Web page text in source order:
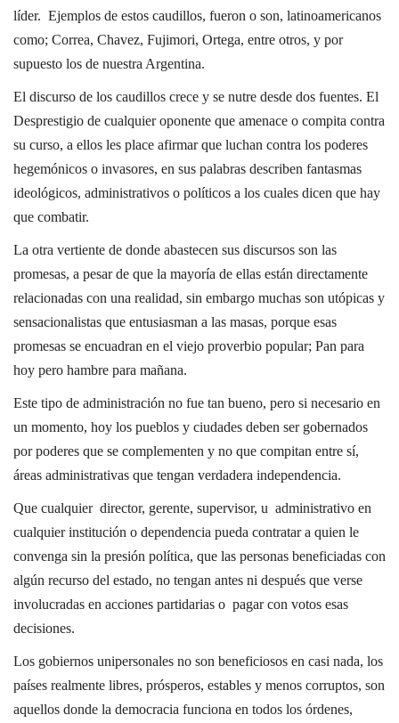
líder. Ejemplos de estos caudillos, fueron o son, latinoamericanos
como; Correa, Chavez, Fujimori, Ortega, entre otros, y por
supuesto los de nuestra Argentina.
El discurso de los caudillos crece y se nutre desde dos fuentes. El
Desprestigio de cualquier oponente que amenace o compita contra
su curso, a ellos les place afirmar que luchan contra los poderes
hegemónicos o invasores, en sus palabras describen fantasmas
ideológicos, administrativos o políticos a los cuales dicen que hay
que combatir.
La otra vertiente de donde abastecen sus discursos son las
promesas, a pesar de que la mayoría de ellas están directamente
relacionadas con una realidad, sin embargo muchas son utópicas y
sensacionalistas que entusiasman a las masas, porque esas
promesas se encuadran en el viejo proverbio popular; Pan para
hoy pero hambre para mañana.
Este tipo de administración no fue tan bueno, pero si necesario en
un momento, hoy los pueblos y ciudades deben ser gobernados
por poderes que se complementen y no que compitan entre sí,
áreas administrativas que tengan verdadera independencia.
Que cualquier director, gerente, supervisor, u administrativo en
cualquier institución o dependencia pueda contratar a quien le
convenga sin la presión política, que las personas beneficiadas con
algún recurso del estado, no tengan antes ni después que verse
involucradas en acciones partidarias o pagar con votos esas
decisiones.
Los gobiernos unipersonales no son beneficiosos en casi nada, los
países realmente libres, prósperos, estables y menos corruptos, son
aquellos donde la democracia funciona en todos los órdenes,